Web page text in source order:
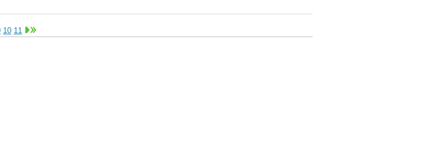
10 11